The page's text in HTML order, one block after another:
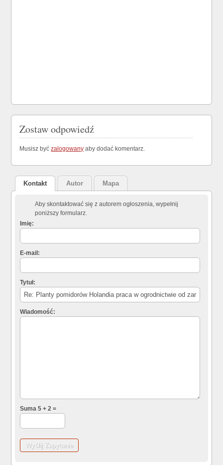
Zostaw odpowiedź
Musisz byćzalogowany aby dodać komentarz.
Kontakt Autor Mapa
Aby skontaktować się z autorem ogłoszenia, wypełnij
poniższy formularz.
Imię:
E-mail:
Tytuł:
Wiadomość:
Suma 5 + 2 =